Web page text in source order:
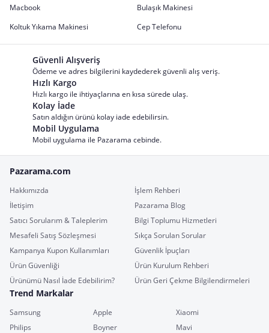
Macbook
Bulaşık Makinesi
Koltuk Yıkama Makinesi
Cep Telefonu
Güvenli Alışveriş
Ödeme ve adres bilgilerini kaydederek güvenli alış veriş.
Hızlı Kargo
Hızlı kargo ile ihtiyaçlarına en kısa sürede ulaş.
Kolay İade
Satın aldığın ürünü kolay iade edebilirsin.
Mobil Uygulama
Mobil uygulama ile Pazarama cebinde.
Pazarama.com
Hakkımızda
İşlem Rehberi
İletişim
Pazarama Blog
Satıcı Sorularım & Taleplerim
Bilgi Toplumu Hizmetleri
Mesafeli Satış Sözleşmesi
Sıkça Sorulan Sorular
Kampanya Kupon Kullanımları
Güvenlik İpuçları
Ürün Güvenliği
Ürün Kurulum Rehberi
Ürünümü Nasıl İade Edebilirim?
Ürün Geri Çekme Bilgilendirmeleri
Trend Markalar
Samsung Apple
Xiaomi
Philips
Boyner
Mavi